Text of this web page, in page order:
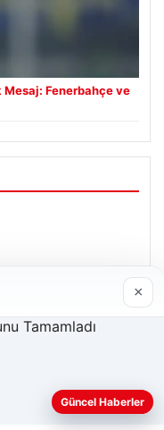
Mesaj: Fenerbahçe ve
iyi anlayabilmek,
amacıyla çerezler
×
Güncel Haberler